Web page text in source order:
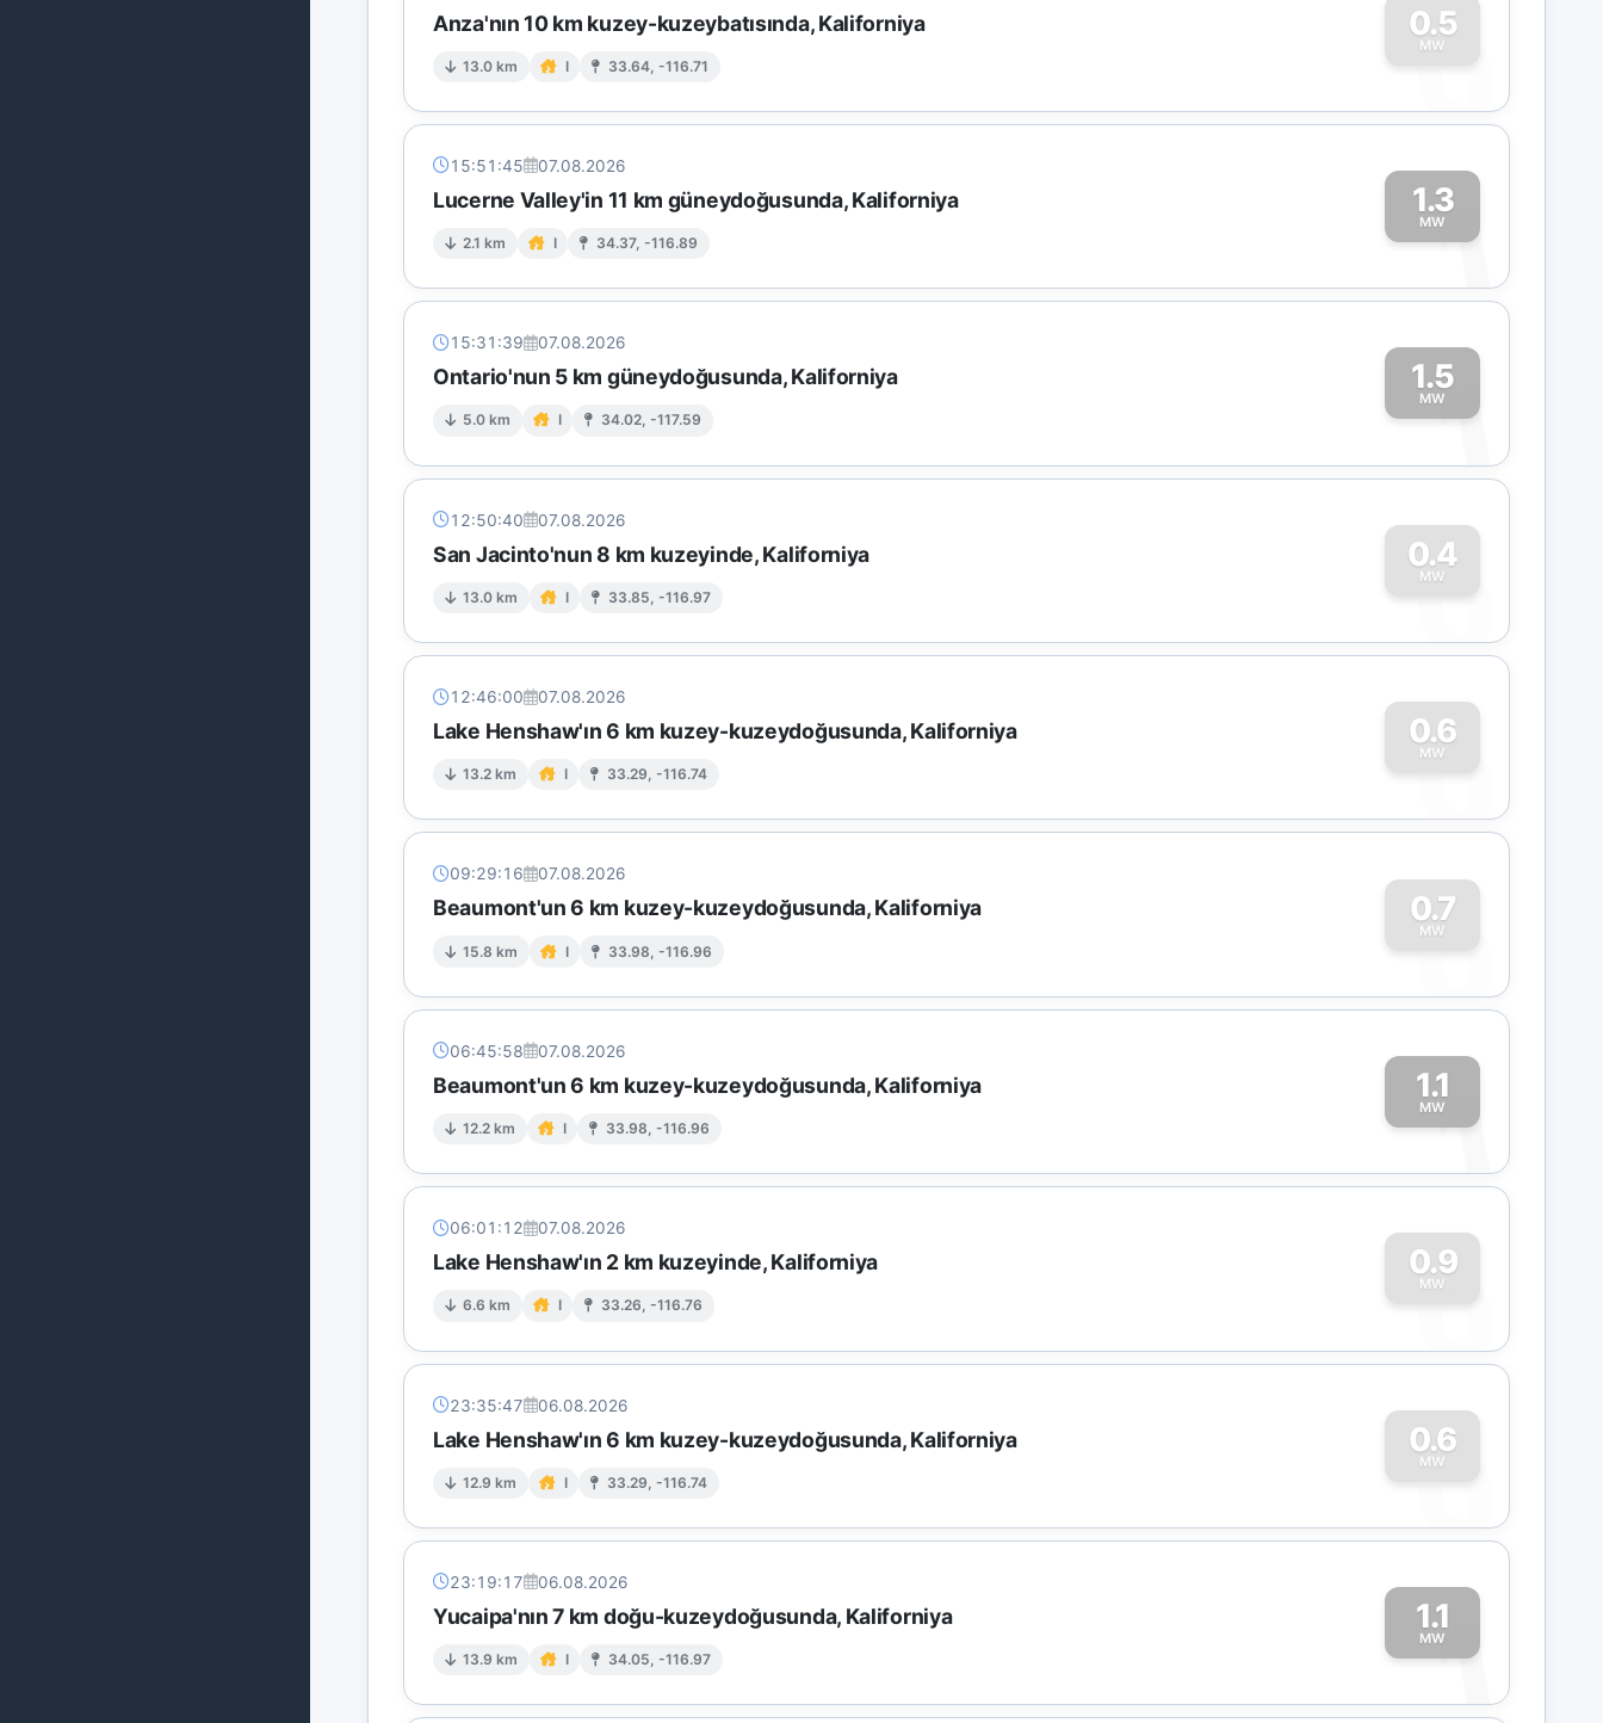
Anza'nın 10 km kuzey-kuzeybatısında, Kaliforniya
13.0 km I 33.64, -116.71
0.5
MW
0
15:51:45 07.08.2026
Lucerne Valley'in 11 km güneydoğusunda, Kaliforniya
2.1 km I 34.37, -116.89
1.3
MW
1
15:31:39 07.08.2026
Ontario'nun 5 km güneydoğusunda, Kaliforniya
5.0 km I 34.02, -117.59
1.5
MW
1
12:50:40 07.08.2026
San Jacinto'nun 8 km kuzeyinde, Kaliforniya
13.0 km I 33.85, -116.97
0.4
MW
0
12:46:00 07.08.2026
Lake Henshaw'ın 6 km kuzey-kuzeydoğusunda, Kaliforniya
13.2 km I 33.29, -116.74
0.6
MW
0
09:29:16 07.08.2026
Beaumont'un 6 km kuzey-kuzeydoğusunda, Kaliforniya
15.8 km I 33.98, -116.96
0.7
MW
0
06:45:58 07.08.2026
Beaumont'un 6 km kuzey-kuzeydoğusunda, Kaliforniya
12.2 km I 33.98, -116.96
1.1
MW
1
06:01:12 07.08.2026
Lake Henshaw'ın 2 km kuzeyinde, Kaliforniya
6.6 km I 33.26, -116.76
0.9
MW
0
23:35:47 06.08.2026
Lake Henshaw'ın 6 km kuzey-kuzeydoğusunda, Kaliforniya
12.9 km I 33.29, -116.74
0.6
MW
0
23:19:17 06.08.2026
Yucaipa'nın 7 km doğu-kuzeydoğusunda, Kaliforniya
13.9 km I 34.05, -116.97
1.1
MW
1